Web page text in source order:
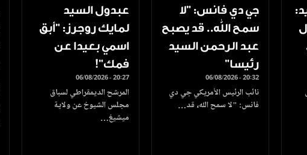
جي دي فانس: ”لا
سمح الله.. قد يصبح
عبد الرحمن السيد
رئيسا”
06/08/2026 - 20:32
نائب الرئيس الأمريكي جي دي
فانس: "لا سمح الله، قد…
عبدول السيد
لمايك روجرز: "أبق
اسمي بعيدا عن
فمك"!
06/08/2026 - 20:27
المرشح الديمقراطي لسباق
مجلس الشيوخ عن ولاية
ميشيغ…